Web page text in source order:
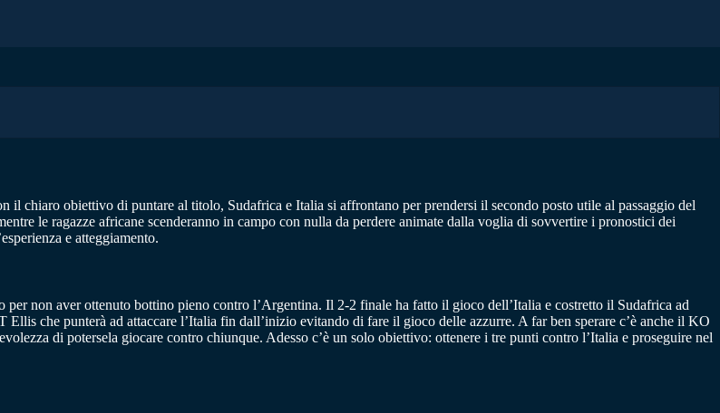
chiaro obiettivo di puntare al titolo, Sudafrica e Italia si affrontano per prendersi il secondo posto utile al passaggio del
le ragazze africane scenderanno in campo con nulla da perdere animate dalla voglia di sovvertire i pronostici dei
e atteggiamento.
non aver ottenuto bottino pieno contro l’Argentina. Il 2-2 finale ha fatto il gioco dell’Italia e costretto il Sudafrica ad
che punterà ad attaccare l’Italia fin dall’inizio evitando di fare il gioco delle azzurre. A far ben sperare c’è anche il KO
di potersela giocare contro chiunque. Adesso c’è un solo obiettivo: ottenere i tre punti contro l’Italia e proseguire nel